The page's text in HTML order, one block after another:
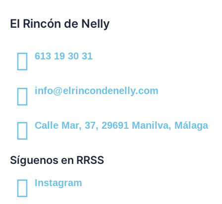
El Rincón de Nelly
613 19 30 31
info@elrincondenelly.com
Calle Mar, 37, 29691 Manilva, Málaga
Síguenos en RRSS
Instagram